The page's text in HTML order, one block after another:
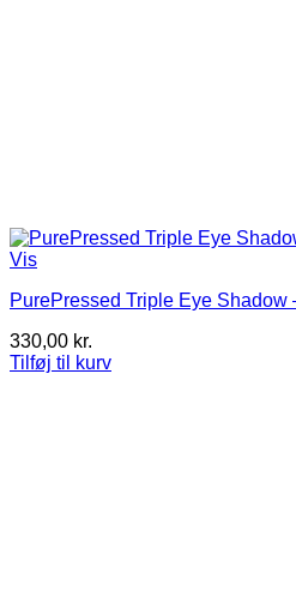
Vis
PurePressed Triple Eye Shadow
330,00 kr.
Tilføj til kurv